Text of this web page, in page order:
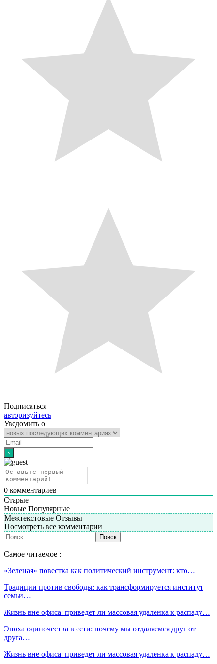
Подписаться
авторизуйтесь
Уведомить о
0 комментариев
Старые
Новые Популярные
Межтекстовые Отзывы
Посмотреть все комментарии
Самое читаемое :
«Зеленая» повестка как политический инструмент: кто…
Традиции против свободы: как трансформируется институт
семьи…
Жизнь вне офиса: приведет ли массовая удаленка к распаду…
Эпоха одиночества в сети: почему мы отдаляемся друг от
друга…
Жизнь вне офиса: приведет ли массовая удаленка к распаду…